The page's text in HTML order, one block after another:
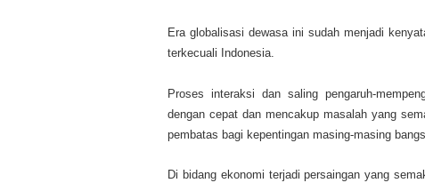
Era globalisasi dewasa ini sudah menjadi
terkecuali Indonesia.
Proses interaksi dan saling pengaruh-
dengan cepat dan mencakup masalah yang
pembatas bagi kepentingan masing-masing
Di bidang ekonomi terjadi persaingan yang